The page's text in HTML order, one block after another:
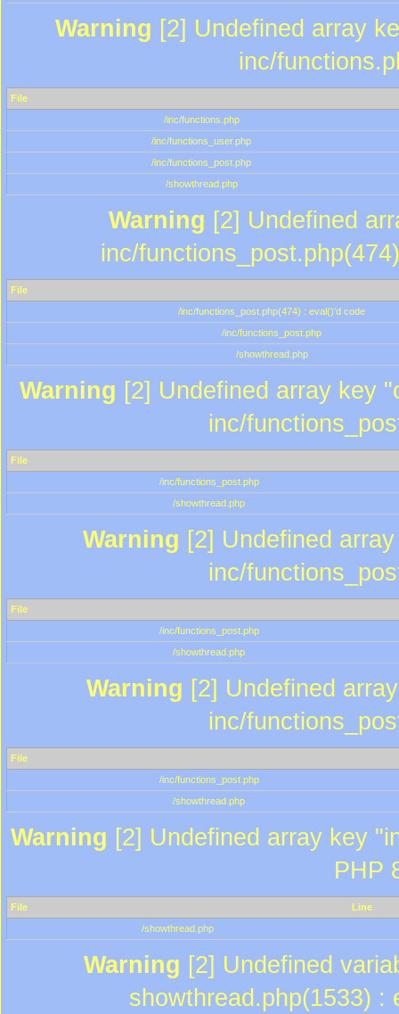
Warning [2] Undefined array
inc/
File
/inc/functions.php
/inc/functions_user.php
/inc/functions_post.php
/showthread.php
Warning [2] Undefined
inc/
File
/inc/functions_post.php(474) : eval()'d code
/inc/functions_post.php
/showthread.php
Warning [2] Undefined array key
inc/
File
/inc/functions_post.php
/showthread.php
Warning [2] Undefined
inc/
File
/inc/functions_post.php
/showthread.php
Warning [2] Undefined
inc/
File
/inc/functions_post.php
/showthread.php
Warning [2] Undefined array key
PHP
File
Line
/showthread.php
Warning [2] Undefined
showthread.php(1533) :